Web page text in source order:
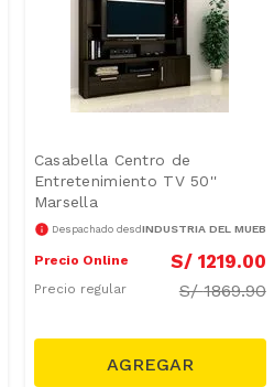
Casabella Centro de
Entretenimiento TV 50''
Marsella
Despachado desdeINDUSTRIA DEL MUEBLE
Precio Online S/ 1219.00
Precio regular S/1869.90